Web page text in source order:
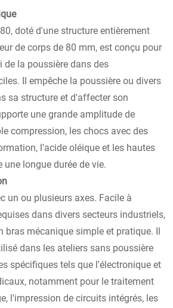
doté d'une structure entièrement
de corps de 80 mm, est conçu pour
la poussière dans des
Il empêche la poussière ou divers
sa structure et d'affecter son
une grande amplitude de
compression, les chocs avec des
l'acide oléique et les hautes
longue durée de vie.
un ou plusieurs axes. Facile à
dans divers secteurs industriels,
bras mécanique simple et pratique. Il
dans les ateliers sans poussière
spécifiques tels que l'électronique et
notamment pour le traitement
l'impression de circuits intégrés, les